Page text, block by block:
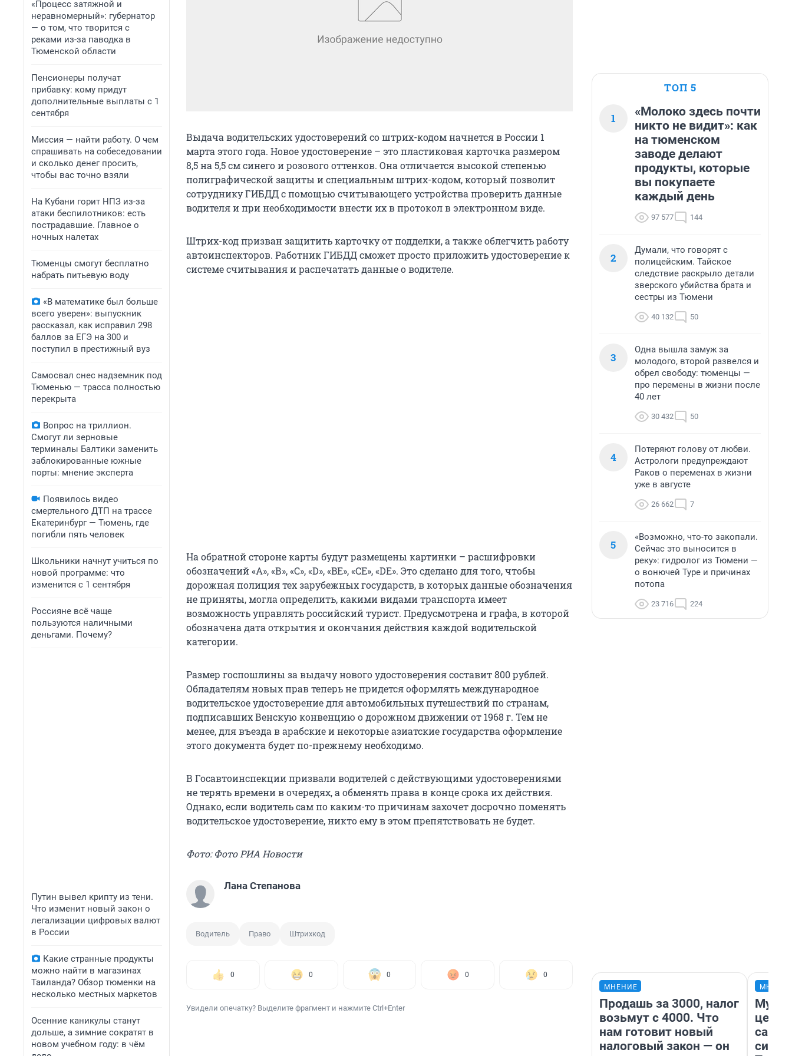
«Процесс затяжной и
неравномерный»: губернатор
— о том, что творится с
реками из-за паводка в
Тюменской области
Пенсионеры получат
прибавку: кому придут
дополнительные выплаты с 1
сентября
Миссия — найти работу. О чем
спрашивать на собеседовании
и сколько денег просить,
чтобы вас точно взяли
На Кубани горит НПЗ из-за
атаки беспилотников: есть
пострадавшие. Главное о
ночных налетах
Тюменцы смогут бесплатно
набрать питьевую воду
«В математике был больше
всего уверен»: выпускник
рассказал, как исправил 298
баллов за ЕГЭ на 300 и
поступил в престижный вуз
Самосвал снес надземник под
Тюменью — трасса полностью
перекрыта
Вопрос на триллион.
Смогут ли зерновые
терминалы Балтики заменить
заблокированные южные
порты: мнение эксперта
Появилось видео
смертельного ДТП на трассе
Екатеринбург — Тюмень, где
погибли пять человек
Школьники начнут учиться по
новой программе: что
изменится с 1 сентября
Россияне всё чаще
пользуются наличными
деньгами. Почему?
Путин вывел крипту из тени.
Что изменит новый закон о
легализации цифровых валют
в России
Какие странные продукты
можно найти в магазинах
Таиланда? Обзор тюменки на
несколько местных маркетов
Осенние каникулы станут
дольше, а зимние сократят в
новом учебном году: в чём
Выдача водительских удостоверений со штрих-кодом начнется в России 1
марта этого года. Новое удостоверение – это пластиковая карточка размером
8,5 на 5,5 см синего и розового оттенков. Она отличается высокой степенью
полиграфической защиты и специальным штрих-кодом, который позволит
сотруднику ГИБДД с помощью считывающего устройства проверить данные
водителя и при необходимости внести их в протокол в электронном виде.
Штрих-код призван защитить карточку от подделки, а также облегчить работу
автоинспекторов. Работник ГИБДД сможет просто приложить удостоверение к
системе считывания и распечатать данные о водителе.
На обратной стороне карты будут размещены картинки – расшифровки
обозначений «А», «В», «С», «D», «BE», «CE», «DE». Это сделано для того, чтобы
дорожная полиция тех зарубежных государств, в которых данные обозначения
не приняты, могла определить, какими видами транспорта имеет
возможность управлять российский турист. Предусмотрена и графа, в которой
обозначена дата открытия и окончания действия каждой водительской
категории.
Размер госпошлины за выдачу нового удостоверения составит 800 рублей.
Обладателям новых прав теперь не придется оформлять международное
водительское удостоверение для автомобильных путешествий по странам,
подписавших Венскую конвенцию о дорожном движении от 1968 г. Тем не
менее, для въезда в арабские и некоторые азиатские государства оформление
этого документа будет по-прежнему необходимо.
В Госавтоинспекции призвали водителей с действующими удостоверениями
не терять времени в очередях, а обменять права в конце срока их действия.
Однако, если водитель сам по каким-то причинам захочет досрочно поменять
водительское удостоверение, никто ему в этом препятствовать не будет.
Фото: Фото РИА Новости
Лана Степанова
Водитель Право Штрихкод
0 0 0 0 0
Увидели опечатку? Выделите фрагмент и нажмите Ctrl+Enter
ТОП 5
1
«Молоко здесь почти
никто не видит»: как
на тюменском
заводе делают
продукты, которые
вы покупаете
каждый день
97 577 144
2
Думали, что говорят с
полицейским. Тайское
следствие раскрыло детали
зверского убийства брата и
сестры из Тюмени
40 132 50
3
Одна вышла замуж за
молодого, второй развелся и
обрел свободу: тюменцы —
про перемены в жизни после
40 лет
30 432 50
4
Потеряют голову от любви.
Астрологи предупреждают
Раков о переменах в жизни
уже в августе
26 662 7
5
«Возможно, что-то закопали.
Сейчас это выносится в
реку»: гидролог из Тюмени —
о вонючей Туре и причинах
потопа
23 716 224
МНЕНИЕ
Продашь за 3000, налог
возьмут с 4000. Что
нам готовит новый
налоговый закон — он